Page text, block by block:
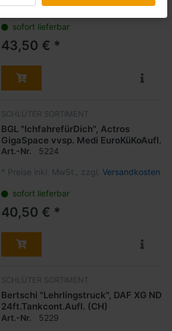
* Preise inkl. MwSt., zzgl.Versandkosten
sofort lieferbar
43,50 € *
SCHLÜTER SORTIMENT
BGL "IchfahrefürDich", Actros
GigaSpace vvsp. Medi EuroKüKoAufl.
Art.-Nr. 5224
* Preise inkl. MwSt., zzgl. Versandkosten
sofort lieferbar
40,50 € *
SCHLÜTER SORTIMENT
Bertschi "Lehrlingstruck", DAF XG ND
24ft.Tankcont.Aufl. (CH)
Art.-Nr. 5229